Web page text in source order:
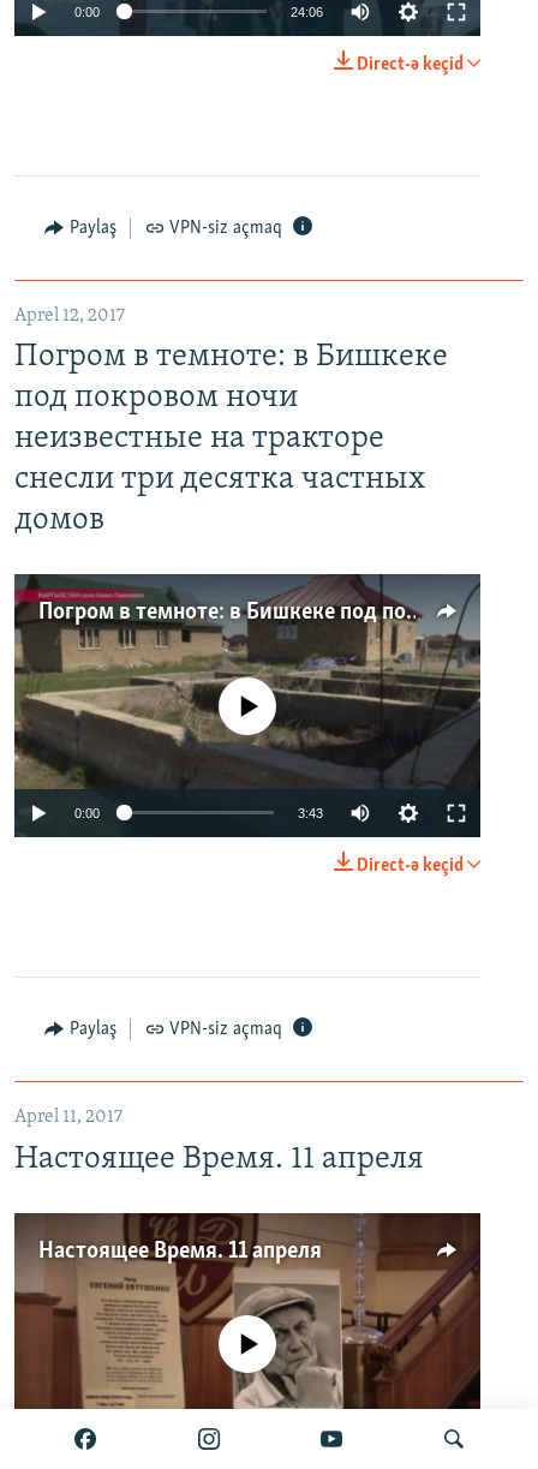
0:00 24:06
Direct-ə keçid
Paylaş VPN-siz açmaq
Aprel 12, 2017
Погром в темноте: в Бишкеке
под покровом ночи
неизвестные на тракторе
снесли три десятка частных
домов
Погром в темноте: в Бишкеке под покровом ночи неизвестные на тракторе снесли три десятка частных домов
No media source currently available
0:00 3:43
Direct-ə keçid
Paylaş VPN-siz açmaq
Aprel 11, 2017
Настоящее Время. 11 апреля
Настоящее Время. 11 апреля
No media source currently available
0:00 23:20